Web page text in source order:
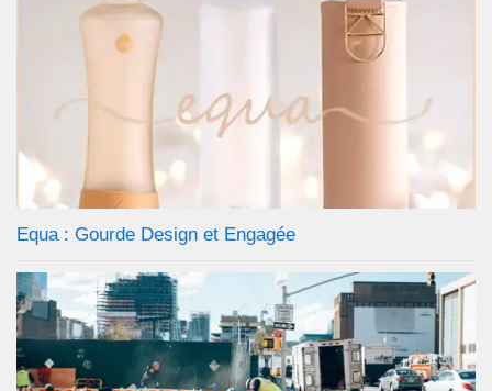
Equa : Gourde Design et Engagée